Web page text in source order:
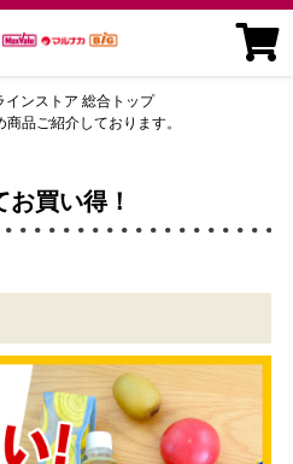
ンストア 総合トップ
品ご紹介しております。
お買い得！